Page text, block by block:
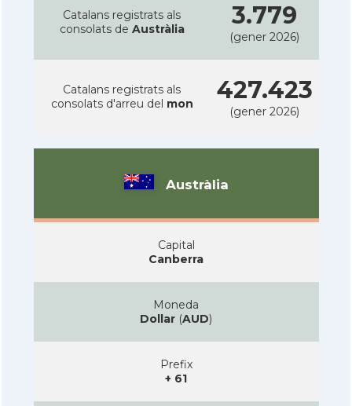
Catalans registrats als
consolats de Austràlia 3.779
(gener 2026)
Catalans registrats als
consolats d'arreu del mon 427.423
(gener 2026)
Austràlia
Capital
Canberra
Moneda
Dollar (AUD)
Prefix
+ 61